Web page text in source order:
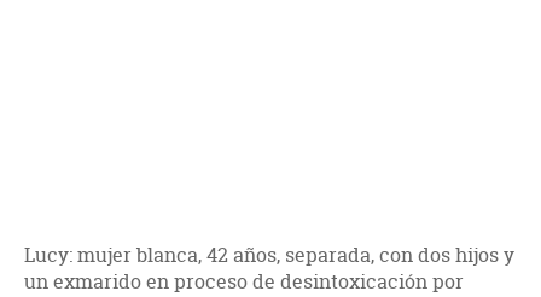
Lucy: mujer blanca, 42 años, separada, con dos hijos y
un exmarido en proceso de desintoxicación por